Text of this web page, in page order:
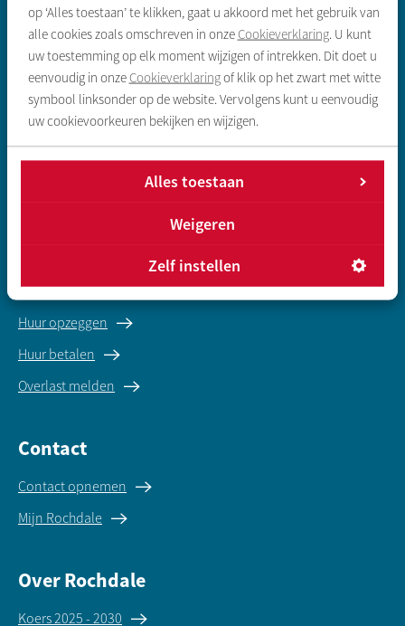
op ‘Alles toestaan’ te klikken, gaat u akkoord met het gebruik van
alle cookies zoals omschreven in onze Cookieverklaring. U kunt
uw toestemming op elk moment wijzigen of intrekken. Dit doet u
eenvoudig in onze Cookieverklaringof klik op het zwart met witte
symbool linksonder op de website. Vervolgens kunt u eenvoudig
uw cookievoorkeuren bekijken en wijzigen.
Alles toestaan
Weigeren
Zelf instellen
Zoeken & aanbod
Sociale huurwoning
Vrije sector huurwoning
Koopwoningen
Gegevens inleveren sociale huur
Reparatie melden
Huur opzeggen
Huur betalen
Overlast melden
Contact
Contact opnemen
Mijn Rochdale
Over Rochdale
Koers 2025 - 2030